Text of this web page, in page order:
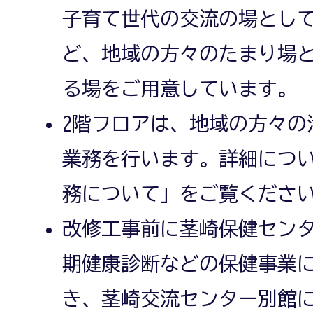
子育て世代の交流の場とし
ど、地域の方々のたまり場
る場をご用意しています。
2階フロアは、地域の方々
業務を行います。詳細につ
務について」をご覧くださ
改修工事前に茎崎保健セン
期健康診断などの保健事業
き、茎崎交流センター別館